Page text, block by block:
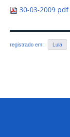
30-03-2009.pdf
registrado em: Lula